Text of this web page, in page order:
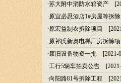
·苏大附中消防水箱资产
·原宜必思酒店1#房屋等拆
·原宏益制衣拆除项目
·原祁氏新奥电梯厂房拆除
·废旧设备物资一批 [2021-
·工行5辆车拍卖公告
·向阳路81号拆除工程